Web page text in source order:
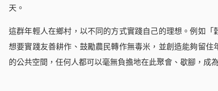
天。
這群年輕人在鄉村，以不同的方式實踐自己的理想。例如
想要實踐友善耕作、鼓勵農民轉作無毒米，並創造能夠留
的公共空間，任何人都可以毫無負擔地在此聚會、歇腳，成